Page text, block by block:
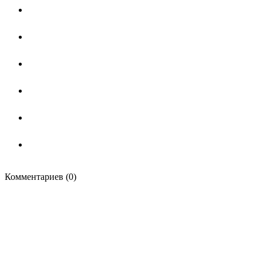
Комментариев (0)